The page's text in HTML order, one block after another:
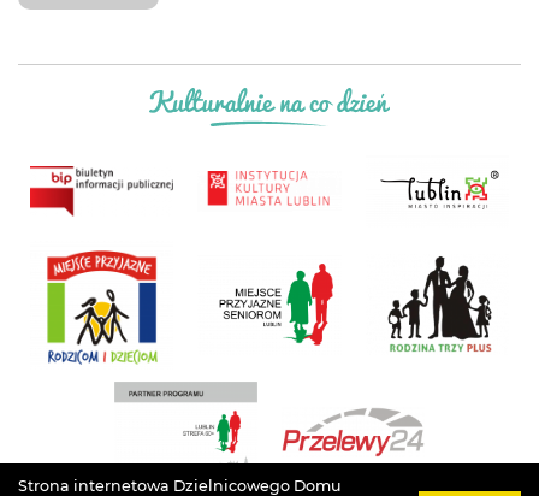
Strona internetowa Dzielnicowego Domu